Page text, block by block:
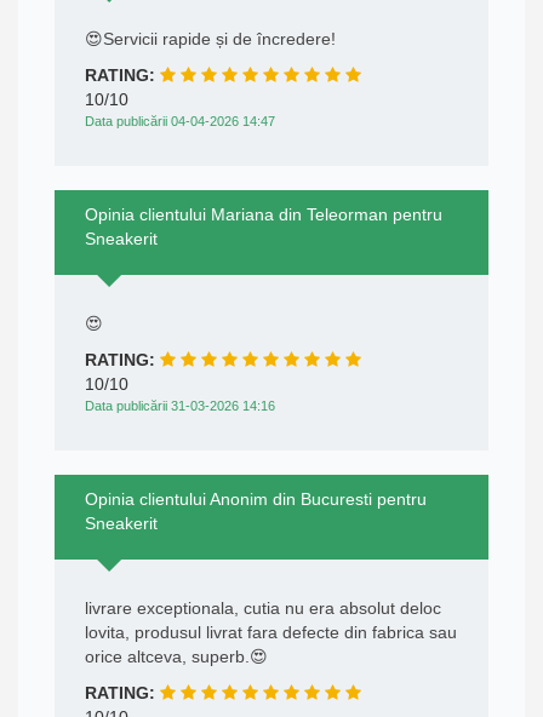
😍Servicii rapide și de încredere!
RATING:
10/10
Data publicării 04-04-2026 14:47
Opinia clientului Mariana din Teleorman pentru
Sneakerit
😍
RATING:
10/10
Data publicării 31-03-2026 14:16
Opinia clientului Anonim din Bucuresti pentru
Sneakerit
livrare exceptionala, cutia nu era absolut deloc
lovita, produsul livrat fara defecte din fabrica sau
orice altceva, superb.😍
RATING: